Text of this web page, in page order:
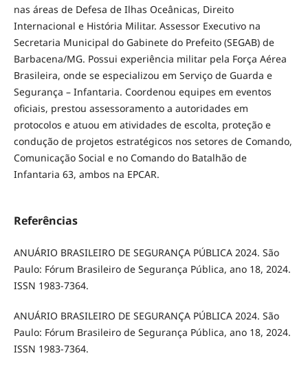
nas áreas de Defesa de Ilhas Oceânicas, Direito
Internacional e História Militar. Assessor Executivo na
Secretaria Municipal do Gabinete do Prefeito (SEGAB) de
Barbacena/MG. Possui experiência militar pela Força Aérea
Brasileira, onde se especializou em Serviço de Guarda e
Segurança – Infantaria. Coordenou equipes em eventos
oficiais, prestou assessoramento a autoridades em
protocolos e atuou em atividades de escolta, proteção e
condução de projetos estratégicos nos setores de Comando,
Comunicação Social e no Comando do Batalhão de
Infantaria 63, ambos na EPCAR.
Referências
ANUÁRIO BRASILEIRO DE SEGURANÇA PÚBLICA 2024. São
Paulo: Fórum Brasileiro de Segurança Pública, ano 18, 2024.
ISSN 1983-7364.
ANUÁRIO BRASILEIRO DE SEGURANÇA PÚBLICA 2024. São
Paulo: Fórum Brasileiro de Segurança Pública, ano 18, 2024.
ISSN 1983-7364.